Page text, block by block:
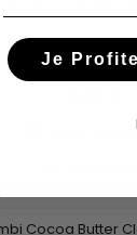
Bar hilft, die
zu schützen,
In den
Je